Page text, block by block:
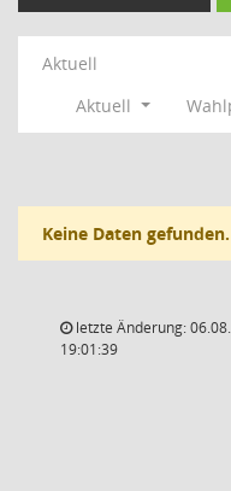
Aktuell
Aktuell
Keine Daten gefunden.
letzte Änderung:
19:01:39